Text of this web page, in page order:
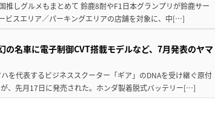
推しグルメもまとめて 鈴鹿8耐やF1日本グランプリが鈴鹿サー
ビスエリア／パーキングエリアの店舗を対象に、中[…]
の名車に電子制御CVT搭載モデルなど、7月発表のヤマ
を代表するビジネススクーター「ギア」のDNAを受け継ぐ原付
、先月17日に発売された。ホンダ製着脱式バッテリー[…]